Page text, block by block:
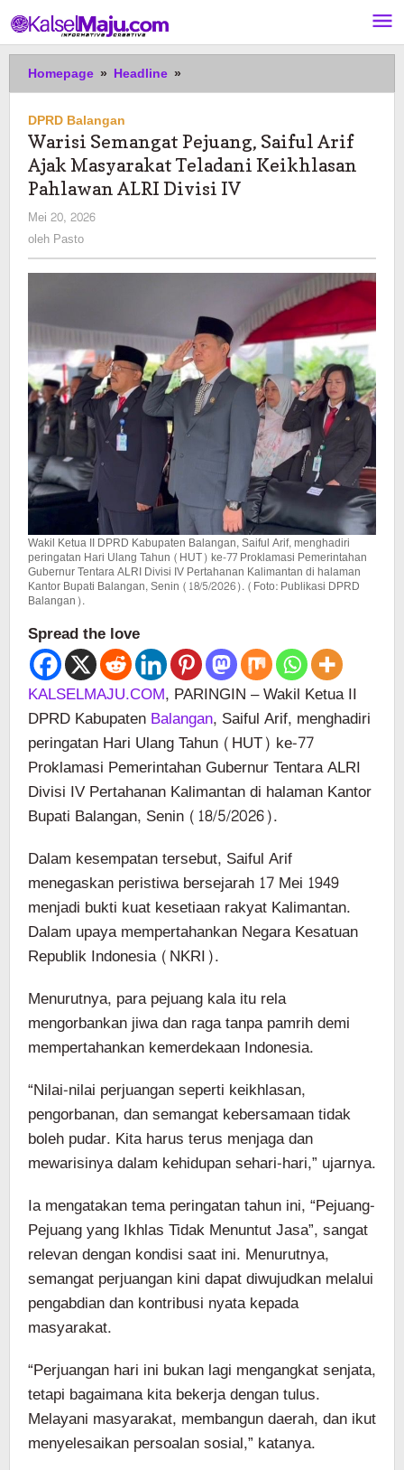
ke
konten
Homepage » Headline »
Semangat
Saiful
Arif
Ajak
Masyarakat
ALRI
DPRD Balangan
Warisi Semangat Pejuang, Saiful Arif
Ajak Masyarakat Teladani Keikhlasan
Pahlawan ALRI Divisi IV
Mei 20, 2026
oleh Pasto
Wakil Ketua II DPRD Kabupaten Balangan, Saiful Arif, menghadiri
peringatan Hari Ulang Tahun (HUT) ke-77 Proklamasi Pemerintahan
Gubernur Tentara ALRI Divisi IV Pertahanan Kalimantan di halaman
Kantor Bupati Balangan, Senin (18/5/2026). (Foto: Publikasi DPRD
Balangan).
Spread the love
KALSELMAJU.COM, PARINGIN – Wakil Ketua II
DPRD KabupatenBalangan, Saiful Arif, menghadiri
peringatan Hari Ulang Tahun (HUT) ke-77
Proklamasi Pemerintahan Gubernur Tentara ALRI
Divisi IV Pertahanan Kalimantan di halaman Kantor
Bupati Balangan, Senin (18/5/2026).
Dalam kesempatan tersebut, Saiful Arif
menegaskan peristiwa bersejarah 17 Mei 1949
menjadi bukti kuat kesetiaan rakyat Kalimantan.
Dalam upaya mempertahankan Negara Kesatuan
Republik Indonesia (NKRI).
Menurutnya, para pejuang kala itu rela
mengorbankan jiwa dan raga tanpa pamrih demi
mempertahankan kemerdekaan Indonesia.
“Nilai-nilai perjuangan seperti keikhlasan,
pengorbanan, dan semangat kebersamaan tidak
boleh pudar. Kita harus terus menjaga dan
mewarisinya dalam kehidupan sehari-hari,” ujarnya.
Ia mengatakan tema peringatan tahun ini, “Pejuang-
Pejuang yang Ikhlas Tidak Menuntut Jasa”, sangat
relevan dengan kondisi saat ini. Menurutnya,
semangat perjuangan kini dapat diwujudkan melalui
pengabdian dan kontribusi nyata kepada
masyarakat.
“Perjuangan hari ini bukan lagi mengangkat senjata,
tetapi bagaimana kita bekerja dengan tulus.
Melayani masyarakat, membangun daerah, dan ikut
menyelesaikan persoalan sosial,” katanya.